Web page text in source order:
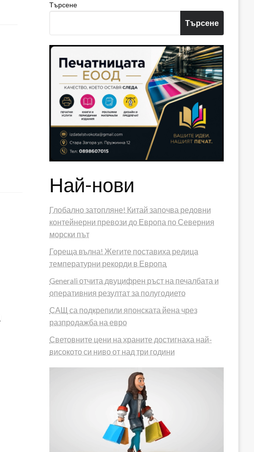
Търсене
Търсене
Най-нови
Глобално затопляне! Китай започва редовни
контейнерни превози до Европа по Северния
морски път
Гореща вълна! Жегите поставиха редица
температурни рекорди в Европа
Generali отчита двуцифрен ръст на печалбата и
оперативния резултат за полугодието
САЩ са подкрепили японската йена чрез
разпродажба на евро
Световните цени на храните достигнаха най-
високото си ниво от над три години